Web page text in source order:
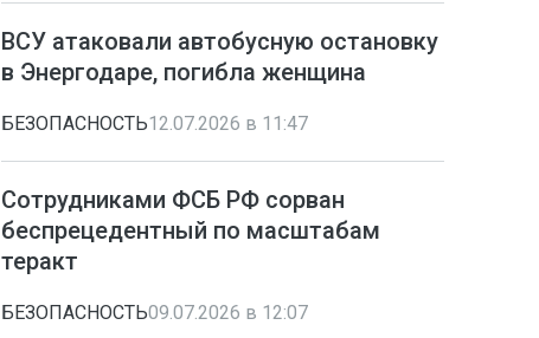
ВСУ атаковали автобусную остановку
в Энергодаре, погибла женщина
БЕЗОПАСНОСТЬ12.07.2026 в 11:47
Сотрудниками ФСБ РФ сорван
беспрецедентный по масштабам
теракт
БЕЗОПАСНОСТЬ09.07.2026 в 12:07